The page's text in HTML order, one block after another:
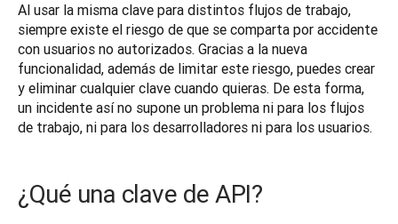
Al usar la misma clave para distintos flujos de trabajo,
siempre existe el riesgo de que se comparta por accidente
con usuarios no autorizados. Gracias a la nueva
funcionalidad, además de limitar este riesgo, puedes crear
y eliminar cualquier clave cuando quieras. De esta forma,
un incidente así no supone un problema ni para los flujos
¿Qué una clave de API?